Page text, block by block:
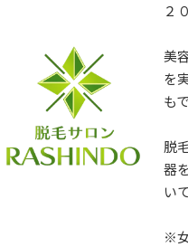
２
美
を
も
脱
器
い
※